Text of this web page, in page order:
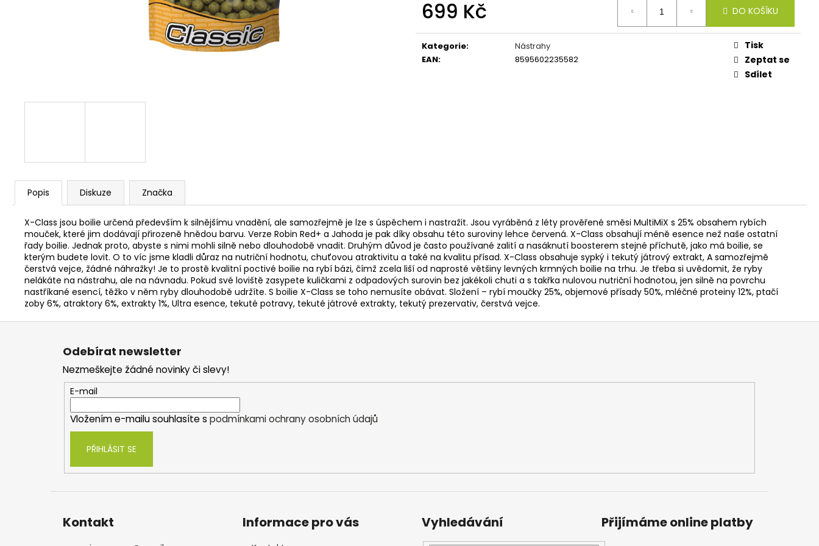
699 Kč
cena:
DO KOŠÍKU
Kategorie:
Nástrahy
EAN: 8595602235582
Tisk
Zeptat se
Sdílet
Popis Diskuze Značka
X-Class jsou boilie určená především k silnějšímu vnadění, ale samozřejmě je lze s úspěchem i nastražit. Jsou vyráběná z léty prověřené směsi MultiMiX s 25% obsahem rybích
mouček, které jim dodávají přirozeně hnědou barvu. Verze Robin Red+ a Jahoda je pak díky obsahu této suroviny lehce červená. X-Class obsahují méně esence než naše ostatní
řady boilie. Jednak proto, abyste s nimi mohli silně nebo dlouhodobě vnadit. Druhým důvod je často používané zalití a nasáknutí boosterem stejné příchutě, jako má boilie, se
kterým budete lovit. O to víc jsme kladli důraz na nutriční hodnotu, chuťovou atraktivitu a také na kvalitu přísad. X-Class obsahuje sypký i tekutý játrový extrakt, A samozřejmě
čerstvá vejce, žádné náhražky! Je to prostě kvalitní poctivé boilie na rybí bázi, čímž zcela liší od naprosté většiny levných krmných boilie na trhu. Je třeba si uvědomit, že ryby
nelákáte na nástrahu, ale na návnadu. Pokud své loviště zasypete kuličkami z odpadových surovin bez jakékoli chuti a s takřka nulovou nutriční hodnotou, jen silně na povrchu
nastříkané esencí, těžko v něm ryby dlouhodobě udržíte. S boilie X-Class se toho nemusíte obávat. Složení – rybí moučky 25%, objemové přísady 50%, mléčné proteiny 12%, ptačí
zoby 6%, atraktory 6%, extrakty 1%, Ultra esence, tekuté potravy, tekuté játrové extrakty, tekutý prezervativ, čerstvá vejce.
OLOVĚNÉ KRMÍTKO S TRUBIČKOU
DELPHIN EAZYSIX
44 Kč
ROHLÍKOVÉ BOILIES FLUO 30G
81 Kč
Z
Odebírat newsletter
Nezmeškejte žádné novinky či slevy!
E-mail
Vložením e-mailu souhlasíte s podmínkami ochrany osobních údajů
PŘIHLÁSIT SE
Kontakt Informace pro vás Vyhledávání Přijímáme online platby